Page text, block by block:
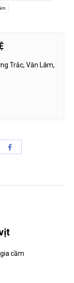
Trắc, Văn Lâm,
Share
cầm